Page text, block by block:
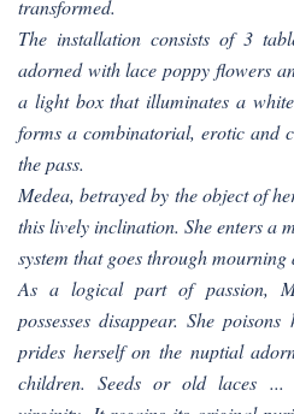
transformed.
The installation consists of 3
adorned with lace poppy flowers
a light box that illuminates a
forms a combinatorial, erotic and
the pass.
Medea, betrayed by the object of
this lively inclination. She enters a
system that goes through mourning
As a logical part of passion,
possesses disappear. She
prides herself on the nuptial
children. Seeds or old laces ...